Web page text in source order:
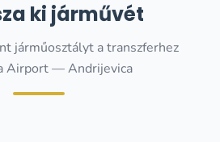
ki járművét
járműosztályt a transzferhez
Airport — Andrijevica